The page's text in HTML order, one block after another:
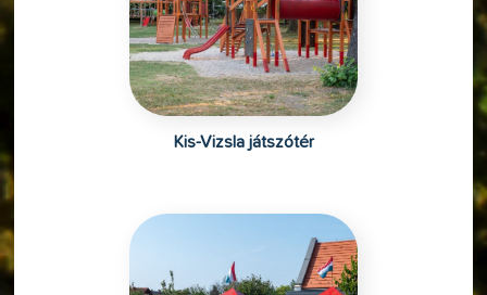
Kis-Vizsla játszótér